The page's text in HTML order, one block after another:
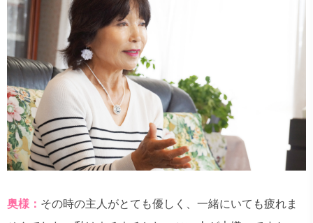
奥様： その時の主人がとても優しく、一緒にいても疲れま